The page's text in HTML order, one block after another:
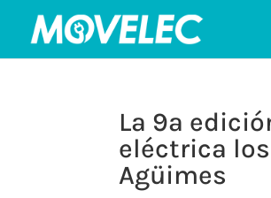
La 9ª
eléctrica los
Agüimes